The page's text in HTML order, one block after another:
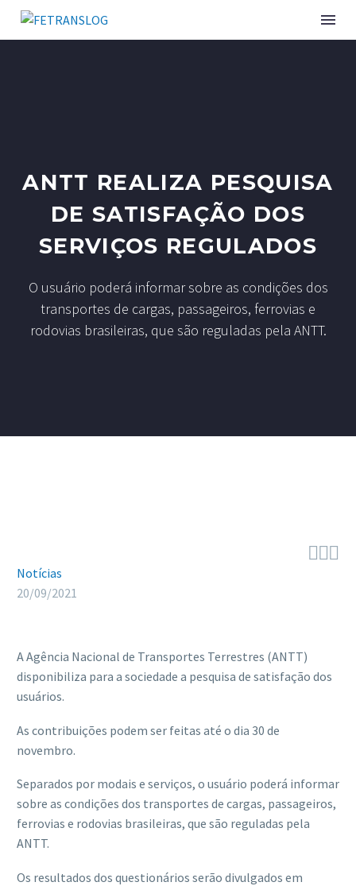
ANTT REALIZA PESQUISA
DE SATISFAÇÃO DOS
SERVIÇOS REGULADOS
O usuário poderá informar sobre as condições dos
transportes de cargas, passageiros, ferrovias e
rodovias brasileiras, que são reguladas pela ANTT.

Notícias
20/09/2021
A Agência Nacional de Transportes Terrestres (ANTT)
disponibiliza para a sociedade a pesquisa de satisfação dos
usuários.
As contribuições podem ser feitas até o dia 30 de
novembro.
Separados por modais e serviços, o usuário poderá informar
sobre as condições dos transportes de cargas, passageiros,
ferrovias e rodovias brasileiras, que são reguladas pela
ANTT.
Os resultados dos questionários serão divulgados em